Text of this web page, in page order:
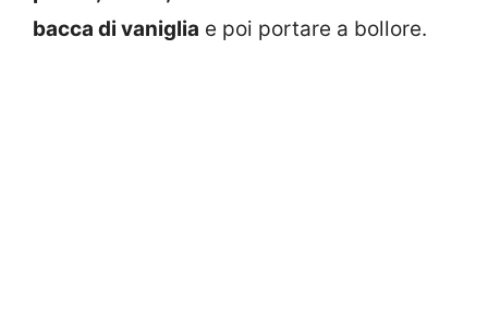
bacca di vaniglia e poi portare a bollore.